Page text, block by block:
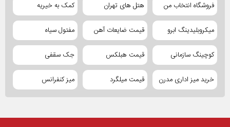
فروشگاه انتخاب من هتل های تهران کمک به خیریه
میکروبلیدینگ ابرو قیمت ضایعات آهن مفتول سیاه
کوچینگ سازمانی قیمت هبلکس جک سقفی
خرید میز اداری مدرن قیمت میلگرد میز کنفرانس